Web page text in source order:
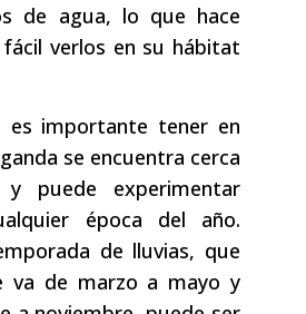
de agua, lo que hace
verlos en su hábitat
es importante tener en
se encuentra cerca
puede experimentar
época del año.
de lluvias, que
va de marzo a mayo y